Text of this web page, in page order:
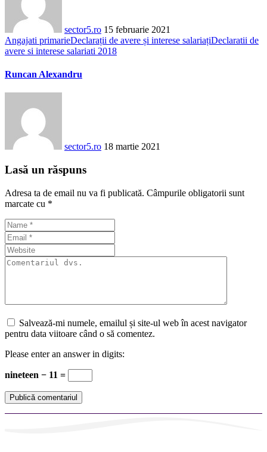
sector5.ro 15 februarie 2021
Angajati primarieDeclarații de avere și interese salariațiDeclaratii de
avere si interese salariati 2018
Runcan Alexandru
sector5.ro 18 martie 2021
Lasă un răspuns
Adresa ta de email nu va fi publicată. Câmpurile obligatorii sunt
marcate cu *
Salvează-mi numele, emailul și site-ul web în acest navigator
pentru data viitoare când o să comentez.
Please enter an answer in digits:
nineteen − 11 =